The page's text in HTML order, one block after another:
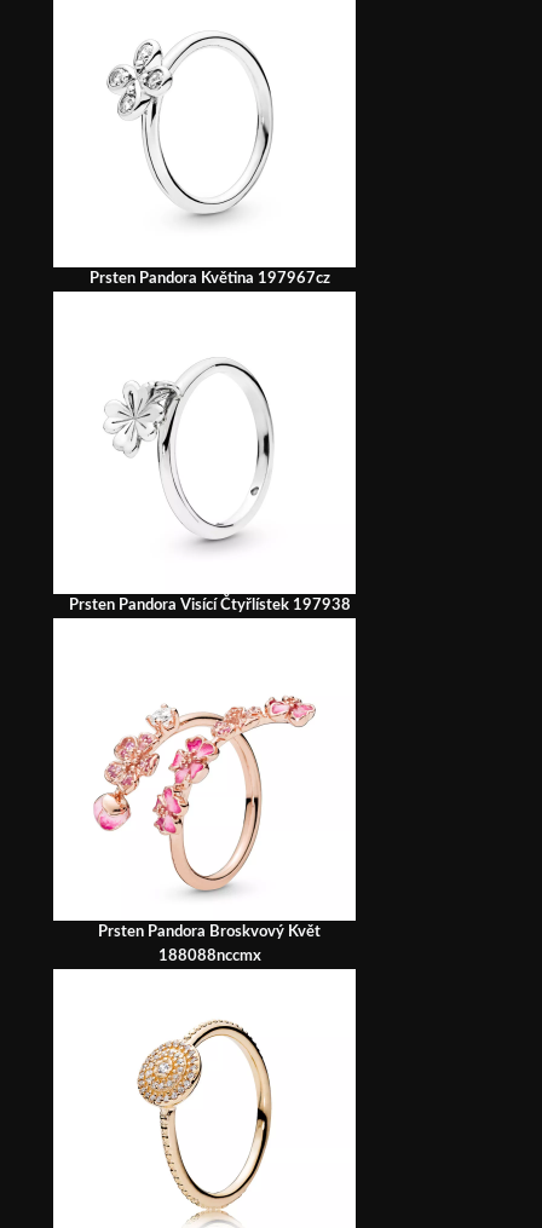
Prsten Pandora Květina 197967cz
Prsten Pandora Visící Čtyřlístek 197938
Prsten Pandora Broskvový Květ
188088nccmx